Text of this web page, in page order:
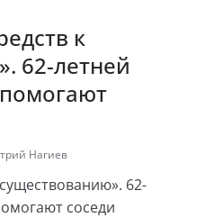
к
62-летней
Нагиев
62-
соседи